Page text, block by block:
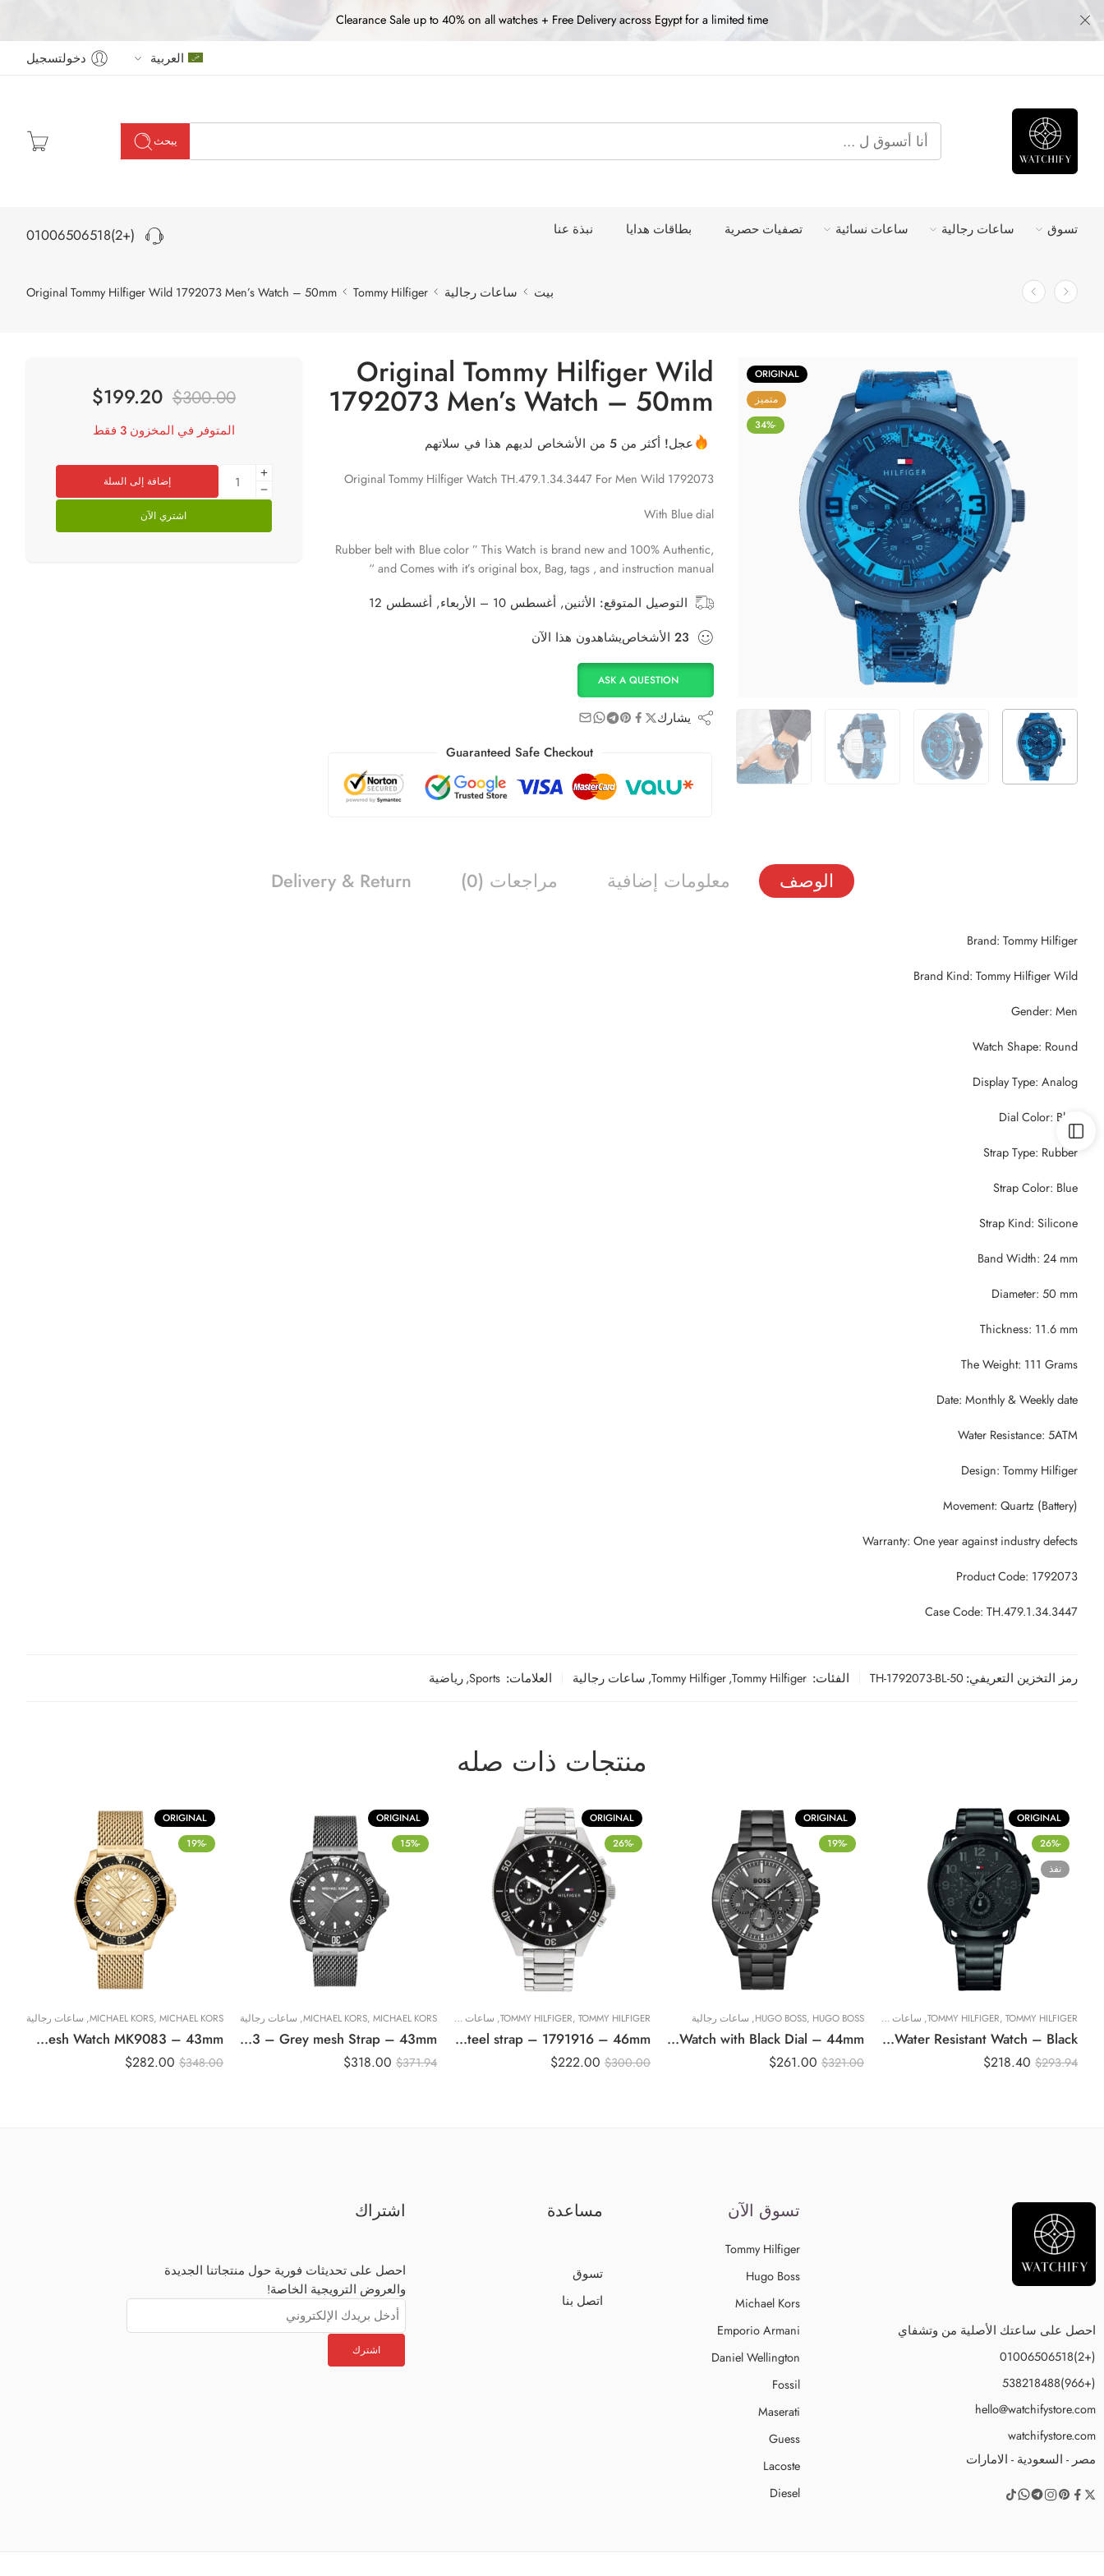
Clearance Sale up to 40% on all watches + Free Delivery across Egypt for a limited time
العربية دخولتسجيل
يبحث
تسوق ساعات رجالية ساعات نسائية تصفيات حصرية بطاقات هدايا نبذة عنا (+2)01006506518
بيت ساعات رجالية Tommy Hilfiger
Original Tommy Hilfiger Wild 1792073 Men’s Watch – 50mm
ORIGINAL
متميز
-34%
Original Tommy Hilfiger Wild
1792073 Men’s Watch – 50mm
عجل! أكثر من 5 من الأشخاص لديهم هذا في سلاتهم
Original Tommy Hilfiger Watch TH.479.1.34.3447 For Men Wild 1792073
With Blue dial
Rubber belt with Blue color ” This Watch is brand new and 100% Authentic,
and Comes with it’s original box, Bag, tags , and instruction manual “
التوصيل المتوقع: الأثنين, أغسطس 10 – الأربعاء, أغسطس 12
23 الأشخاصيشاهدون هذا الآن
ASK A QUESTION
يشارك
Guaranteed Safe Checkout
$300.00
$199.20
المتوفر في المخزون 3 فقط
إضافة إلى السلة
اشتري الآن
الوصف معلومات إضافية مراجعات (0) Delivery & Return
Brand: Tommy Hilfiger
Brand Kind: Tommy Hilfiger Wild
Gender: Men
Watch Shape: Round
Display Type: Analog
Dial Color: Blue
Strap Type: Rubber
Strap Color: Blue
Strap Kind: Silicone
Band Width: 24 mm
Diameter: 50 mm
Thickness: 11.6 mm
The Weight: 111 Grams
Date: Monthly & Weekly date
Water Resistance: 5ATM
Design: Tommy Hilfiger
Movement: Quartz (Battery)
Warranty: One year against industry defects
Product Code: 1792073
Case Code: TH.479.1.34.3447
رمز التخزين التعريفي: TH-1792073-BL-50 الفئات: Tommy Hilfiger
,
Tommy Hilfiger
, ساعات رجالية العلامات: Sports
,رياضية
منتجات ذات صله
ORIGINAL
-26%
نفذ
TOMMY HILFIGER, TOMMY HILFIGER
, ساعات رجالية
Original Tommy Hilfiger Men’s 1791423 Stainless Steel Round Analog Water Resistant Watch – Black
$293.94
$218.40
ORIGINAL
-19%
HUGO BOSS, HUGO BOSS
, ساعات رجالية
Original Hugo Boss Boss 1514058 Troper Watch – Black Stainless Steel, Watch with Black Dial – 44mm
$321.00
$261.00
ORIGINAL
-26%
TOMMY HILFIGER, TOMMY HILFIGER
, ساعات رجالية
Original Tommy Hilfiger Men Black Dial Watch with Stainless steel strap – 1791916 – 46mm
$300.00
$222.00
ORIGINAL
-15%
MICHAEL KORS, MICHAEL KORS
, ساعات رجالية
Original Michael Kors Men’s Watch Everest MK9093 – Grey mesh Strap – 43mm
$371.94
$318.00
ORIGINAL
-19%
MICHAEL KORS, MICHAEL KORS
, ساعات رجالية
Original Michael Kors Oversized Slim Everest Gold & Black Mens Mesh Watch MK9083 – 43mm
$348.00
$282.00
احصل على ساعتك الأصلية من وتشفاي
(+2)01006506518
(+966)538218488
hello@watchifystore.com
watchifystore.com
مصر - السعودية - الامارات
تسوق الآن
Tommy Hilfiger
Hugo Boss
Michael Kors
Emporio Armani
Daniel Wellington
Fossil
Maserati
Guess
Lacoste
Diesel
مساعدة
تسوق
اتصل بنا
اشتراك
احصل على تحديثات فورية حول منتجاتنا الجديدة
والعروض الترويجية الخاصة!